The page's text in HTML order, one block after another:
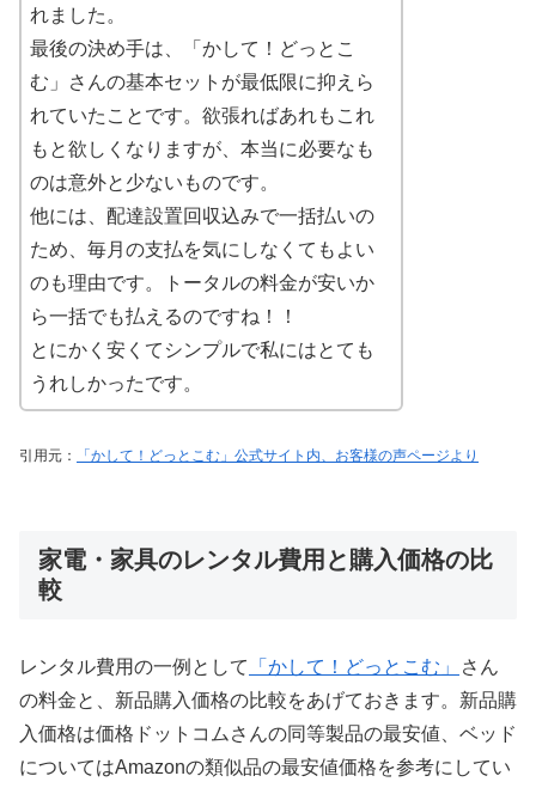
れました。
最後の決め手は、「かして！どっとこ
む」さんの基本セットが最低限に抑えら
れていたことです。欲張ればあれもこれ
もと欲しくなりますが、本当に必要なも
のは意外と少ないものです。
他には、配達設置回収込みで一括払いの
ため、毎月の支払を気にしなくてもよい
のも理由です。トータルの料金が安いか
ら一括でも払えるのですね！！
とにかく安くてシンプルで私にはとても
うれしかったです。
引用元： 「かして！どっとこむ」公式サイト内、お客様の声ページより
家電・家具のレンタル費用と購入価格の比
較
レンタル費用の一例として 「かして！どっとこむ」
さん
の料金と、新品購入価格の比較をあげておきます。新品購
入価格は価格ドットコムさんの同等製品の最安値、ベッド
についてはAmazonの類似品の最安値価格を参考にしてい